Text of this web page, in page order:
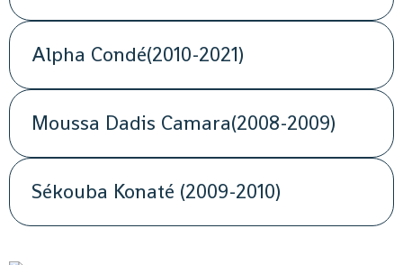
Alpha Condé(2010-2021)
Moussa Dadis Camara(2008-2009)
Sékouba Konaté (2009-2010)